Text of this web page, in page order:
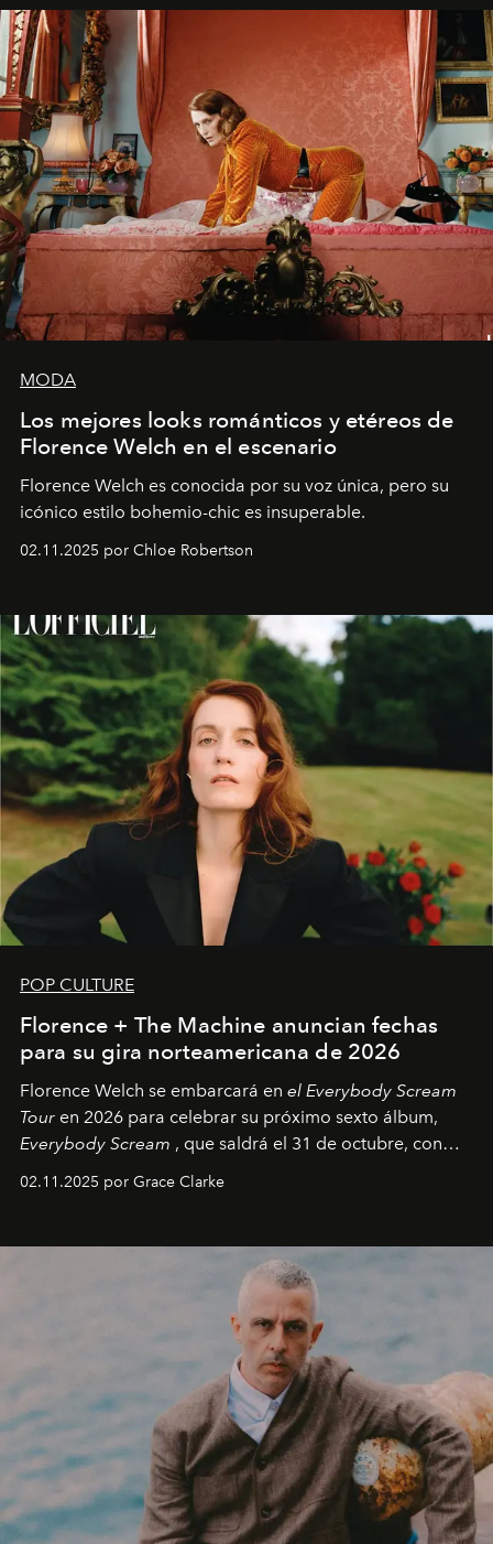
MODA
Los mejores looks románticos y etéreos de
Florence Welch en el escenario
Florence Welch es conocida por su voz única, pero su
icónico estilo bohemio-chic es insuperable.
02.11.2025 por Chloe Robertson
POP CULTURE
Florence + The Machine anuncian fechas
para su gira norteamericana de 2026
Florence Welch se embarcará en el Everybody Scream
Tour en 2026 para celebrar su próximo sexto álbum,
Everybody Scream , que saldrá el 31 de octubre, con
02.11.2025 por Grace Clarke